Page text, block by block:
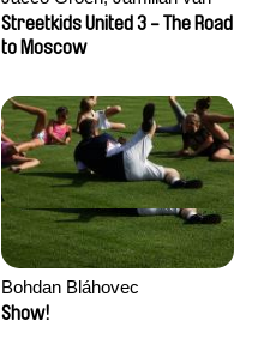
der Hulst
Streetkids United 3 - The Road
to Moscow
Bohdan Bláhovec
Show!